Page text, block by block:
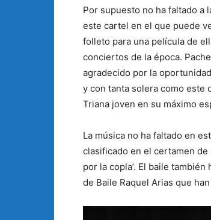
Por supuesto no ha faltado a
este cartel en el que puede
folleto para una película de
conciertos de la época.
agradecido por la
y con tanta solera como este
Triana joven en su máximo
La música no ha faltado en
clasificado en el certamen de
por la copla’. El baile
de Baile Raquel Arias que